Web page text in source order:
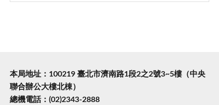
本局地址：100219 臺北市濟南路1段2之2號3~5樓（中央
聯合辦公大樓北棟）
總機電話：(02)2343-2888